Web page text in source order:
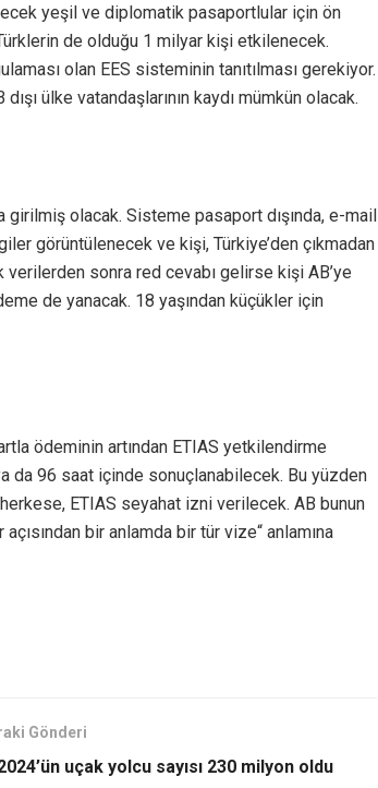
yeşil ve diplomatik pasaportlular için ön
de olduğu 1 milyar kişi etkilenecek.
olan EES sisteminin tanıtılması gerekiyor.
ülke vatandaşlarının kaydı mümkün olacak.
girilmiş olacak. Sisteme pasaport dışında, e-mail
görüntülenecek ve kişi, Türkiye’den çıkmadan
sonra red cevabı gelirse kişi AB’ye
de yanacak. 18 yaşından küçükler için
ödeminin artından ETIAS yetkilendirme
da 96 saat içinde sonuçlanabilecek. Bu yüzden
ETIAS seyahat izni verilecek. AB bunun
bir anlamda bir tür vize“ anlamına
Gönderi
uçak yolcu sayısı 230 milyon oldu